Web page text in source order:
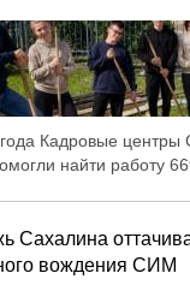
Кадровые центры
найти работу
Сахалина
вождения СИМ